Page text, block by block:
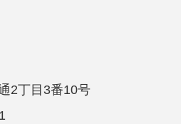
2丁目3番10号